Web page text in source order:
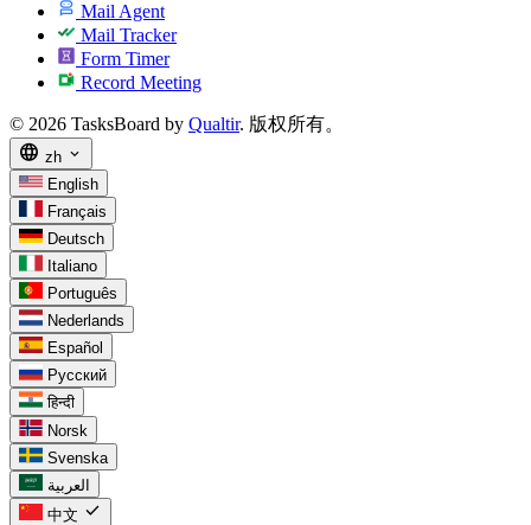
Mail Agent
Mail Tracker
Form Timer
Record Meeting
© 2026 TasksBoard by Qualtir. 版权所有。
language zh expand_more
English
Français
Deutsch
Italiano
Português
Nederlands
Español
Русский
हिन्दी
Norsk
Svenska
العربية
中文 check